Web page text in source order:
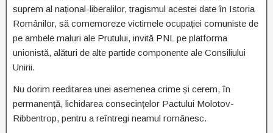
suprem al național-liberalilor, tragismul acestei date în Istoria
Românilor, să comemoreze victimele ocupației comuniste de
pe ambele maluri ale Prutului, invită PNL pe platforma
unionistă, alături de alte partide componente ale Consiliului
Unirii.
Nu dorim reeditarea unei asemenea crime și cerem, în
permanență, lichidarea consecințelor Pactului Molotov-
Ribbentrop, pentru a reîntregi neamul românesc.